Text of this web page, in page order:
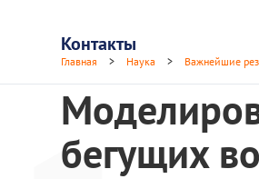
Контакты
Главная > Наука > Важнейшие
бегущих